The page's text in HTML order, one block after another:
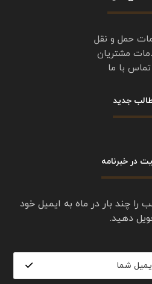
حمل و نقل
مشتریان
تماس با ما
جدید
در خبرنامه
را چند بار در ماه به ایمیل خود
دهید.